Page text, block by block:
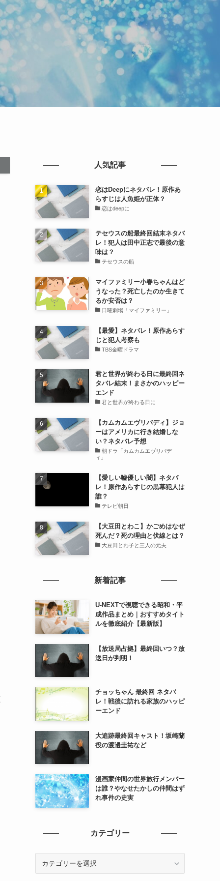
人気記事
恋はDeepにネタバレ！原作あ
らすじは人魚姫が正体？
恋はdeepに
テセウスの船最終回結末ネタバ
レ！犯人は田中正志で最後の意
味は？
テセウスの船
マイファミリー小春ちゃんはど
うなった？死亡したのか生きて
るか安否は？
日曜劇場「マイファミリー」
【最愛】ネタバレ！原作あらす
じと犯人考察も
TBS金曜ドラマ
君と世界が終わる日に最終回ネ
タバレ結末！まさかのハッピー
エンド
君と世界が終わる日に
【カムカムエヴリバディ】ジョ
ーはアメリカに行き結婚しな
い？ネタバレ予想
朝ドラ「カムカムエヴリバデ
ィ」
【愛しい嘘優しい闇】ネタバ
レ！原作あらすじの黒幕犯人は
誰？
テレビ朝日
【大豆田とわこ】かごめはなぜ
死んだ？死の理由と伏線とは？
大豆田とわ子と三人の元夫
新着記事
U-NEXTで視聴できる昭和・平
成作品まとめ｜おすすめタイト
ルを徹底紹介【最新版】
【放送局占拠】最終回いつ？放
送日が判明！
チョッちゃん 最終回 ネタバ
レ！戦後に訪れる家族のハッピ
ーエンド
大追跡最終回キャスト！坂崎蘭
役の渡邊圭祐など
漫画家仲間の世界旅行メンバー
は誰？やなせたかしの仲間はず
れ事件の史実
カテゴリー